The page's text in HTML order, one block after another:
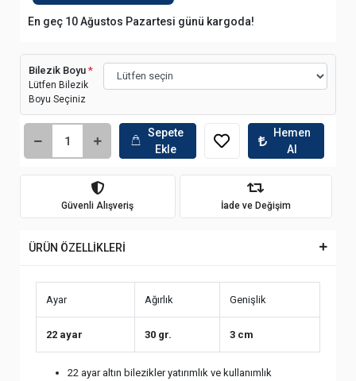
En geç 10 Ağustos Pazartesi günü kargoda!
Bilezik Boyu *
Lütfen Bilezik
Boyu Seçiniz
Sepete
Ekle
Hemen
Al
Güvenli Alışveriş İade ve Değişim
ÜRÜN ÖZELLİKLERİ
Ayar Ağırlık Genişlik
22 ayar 30 gr. 3 cm
22 ayar altın bilezikler yatırımlık ve kullanımlık